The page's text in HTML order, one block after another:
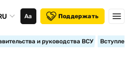
Аа Поддержать
и руководства ВСУ